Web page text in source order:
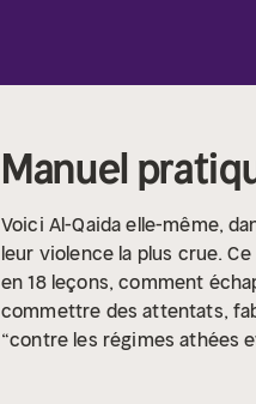
Manuel
Voici Al-Qaida elle-même,
leur violence la plus crue.
en 18 leçons, comment
commettre des attentats,
“contre les régimes athées